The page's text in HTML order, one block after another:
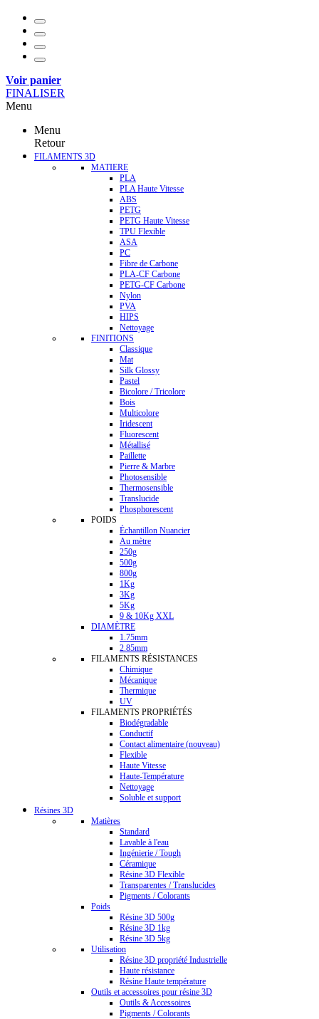
Voir panier
FINALISER
Menu
Menu
Retour
FILAMENTS 3D
MATIERE
PLA
PLA Haute Vitesse
ABS
PETG
PETG Haute Vitesse
TPU Flexible
ASA
PC
Fibre de Carbone
PLA-CF Carbone
PETG-CF Carbone
Nylon
PVA
HIPS
Nettoyage
FINITIONS
Classique
Mat
Silk Glossy
Pastel
Bicolore / Tricolore
Bois
Multicolore
Iridescent
Fluorescent
Métallisé
Paillette
Pierre & Marbre
Photosensible
Thermosensible
Translucide
Phosphorescent
POIDS
Échantillon Nuancier
Au mètre
250g
500g
800g
1Kg
3Kg
5Kg
9 & 10Kg XXL
DIAMÈTRE
1.75mm
2.85mm
FILAMENTS RÉSISTANCES
Chimique
Mécanique
Thermique
UV
FILAMENTS PROPRIÉTÉS
Biodégradable
Conductif
Contact alimentaire (nouveau)
Flexible
Haute Vitesse
Haute-Température
Nettoyage
Soluble et support
Résines 3D
Matières
Standard
Lavable à l'eau
Ingénierie / Tough
Céramique
Résine 3D Flexible
Transparentes / Translucides
Pigments / Colorants
Poids
Résine 3D 500g
Résine 3D 1kg
Résine 3D 5kg
Utilisation
Résine 3D propriété Industrielle
Haute résistance
Résine Haute température
Outils et accessoires pour résine 3D
Outils & Accessoires
Pigments / Colorants